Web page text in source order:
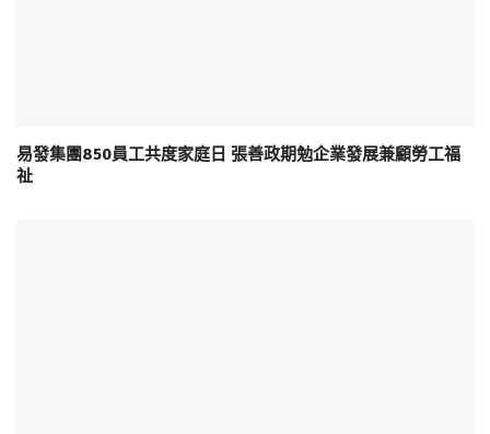
易發集團850員工共度家庭日 張善政期勉企業發展兼顧勞工福
祉